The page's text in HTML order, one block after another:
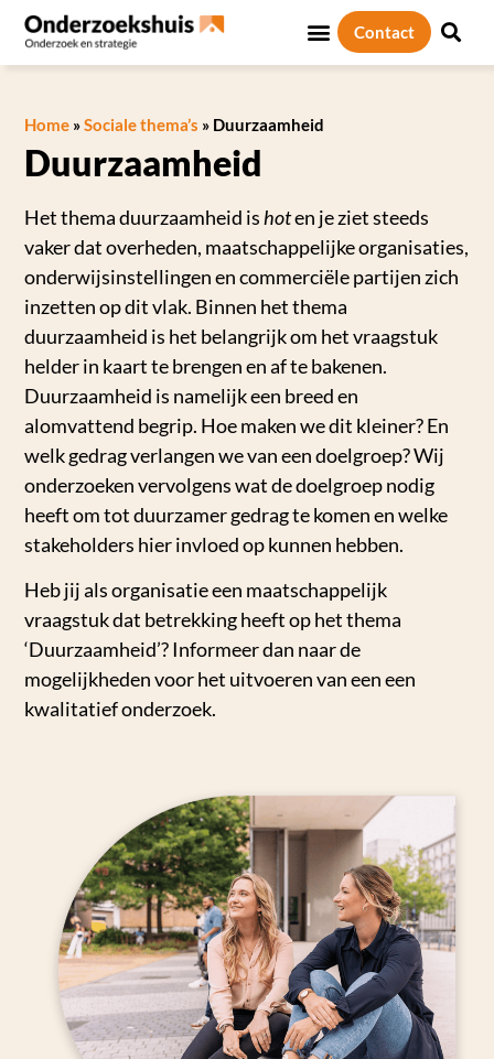
Contact
Home »Sociale thema’s » Duurzaamheid
Duurzaamheid
Het thema duurzaamheid ishoten je ziet steeds
vaker dat overheden, maatschappelijke organisaties,
onderwijsinstellingen en commerciële partijen zich
inzetten op dit vlak. Binnen het thema
duurzaamheid is het belangrijk om het vraagstuk
helder in kaart te brengen en af te bakenen.
Duurzaamheid is namelijk een breed en
alomvattend begrip. Hoe maken we dit kleiner? En
welk gedrag verlangen we van een doelgroep? Wij
onderzoeken vervolgens wat de doelgroep nodig
heeft om tot duurzamer gedrag te komen en welke
stakeholders hier invloed op kunnen hebben.
Heb jij als organisatie een maatschappelijk
vraagstuk dat betrekking heeft op het thema
‘Duurzaamheid’? Informeer dan naar de
mogelijkheden voor het uitvoeren van een een
kwalitatief onderzoek.